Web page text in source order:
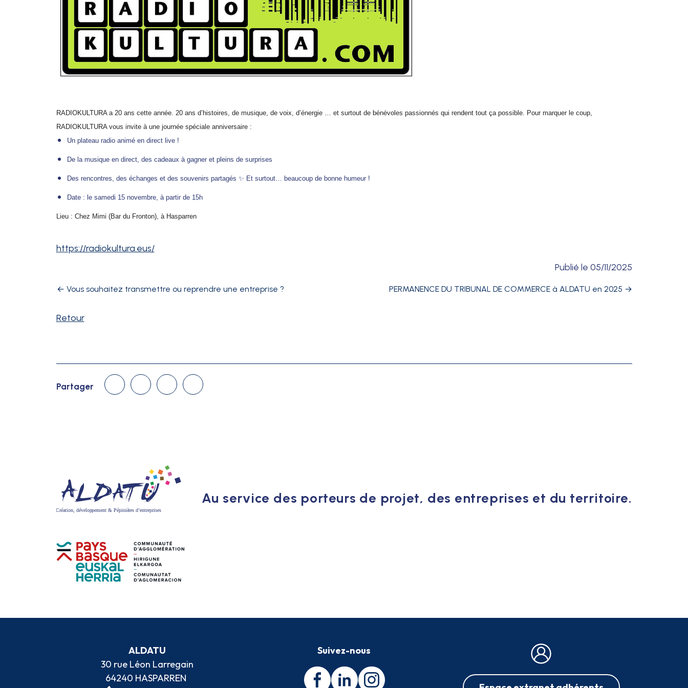
RADIOKULTURA a 20 ans cette année. 20 ans d’histoires, de musique, de voix, d’énergie … et surtout de bénévoles passionnés qui rendent tout ça possible. Pour marquer le coup,
RADIOKULTURA vous invite à une journée spéciale anniversaire :
Un plateau radio animé en direct live !
De la musique en direct, des cadeaux à gagner et pleins de surprises
Des rencontres, des échanges et des souvenirs partagés ✨ Et surtout… beaucoup de bonne humeur !
Date : le samedi 15 novembre, à partir de 15h
Lieu : Chez Mimi (Bar du Fronton), à Hasparren
https://radiokultura.eus/
Publié le 05/11/2025
← Vous souhaitez transmettre ou reprendre une entreprise ? PERMANENCE DU TRIBUNAL DE COMMERCE à ALDATU en 2025 →
Retour
Partager Linked InFacebookTwitterCourriel
Au service des porteurs de projet, des entreprises et du territoire.
ALDATU
30 rue Léon Larregain
64240 HASPARREN
Suivez-nous